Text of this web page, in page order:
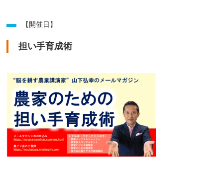
【開催日】
担い手育成術